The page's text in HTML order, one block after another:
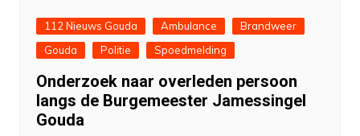
112 Nieuws Gouda Ambulance
Brandweer
Gouda
Politie Spoedmelding
Onderzoek naar overleden persoon
langs de Burgemeester Jamessingel
Gouda